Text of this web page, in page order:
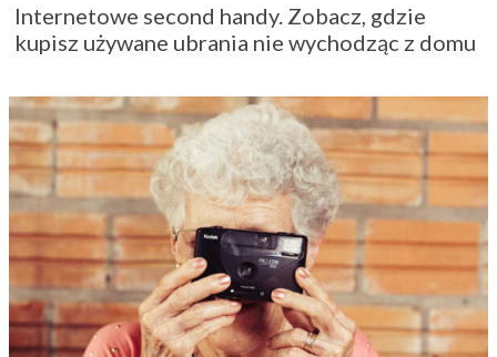
Internetowe second handy. Zobacz, gdzie
kupisz używane ubrania nie wychodząc z domu